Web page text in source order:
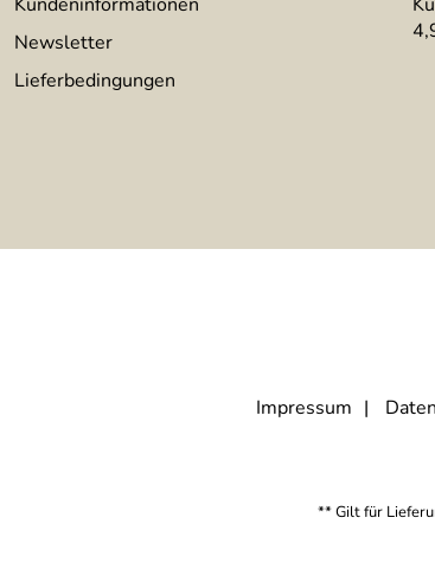
Newsletter
Lieferbedingungen
Impressum
** Gilt für